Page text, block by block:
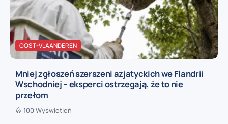
OOST-VLAANDEREN
Mniej zgłoszeń szerszeni azjatyckich we Flandrii
Wschodniej – eksperci ostrzegają, że to nie
przełom
100 Wyświetleń